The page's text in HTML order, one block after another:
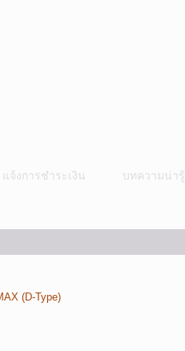
แจ้งการชำระเงิน บทความน่ารู้